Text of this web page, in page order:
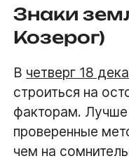
Знаки
Козерог)
В четверг 18
строиться на
факторам. Лучше
проверенные
чем на